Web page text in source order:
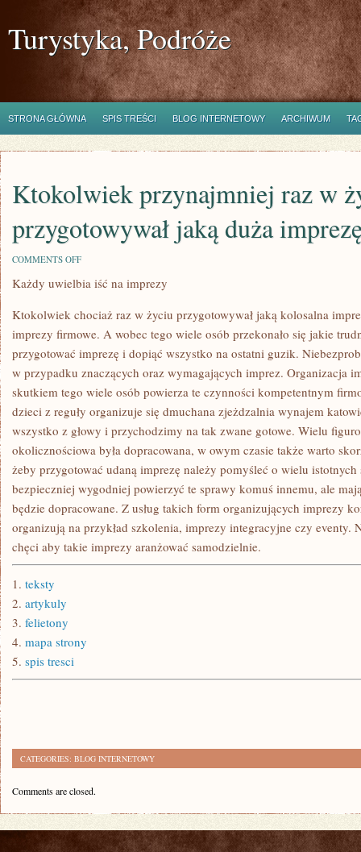
Turystyka, Podróże
STRONA GŁÓWNA SPIS TREŚCI BLOG INTERNETOWY ARCHIWUM
Ktokolwiek przynajmniej raz w
przygotowywał jaką duża
COMMENTS OFFON
PRZYNAJMNIEJ
ŻYCIU
PRZYGOTOWYWAŁ
DUŻA
Każdy uwielbia iść na imprezy
Ktokolwiek chociaż raz w życiu przygotowywał jaką kolosalna
imprezy firmowe. A wobec tego wiele osób przekonało się jakie
przygotować imprezę i dopiąć wszystko na ostatni guzik.
w przypadku znaczących oraz wymagających imprez. Organizacja
skutkiem tego wiele osób powierza te czynności kompetentnym
dzieci z reguły organizuje się dmuchana zjeżdzalnia wynajem
wszystko z głowy i przychodzimy na tak zwane gotowe. Wielu
okolicznościowa była dopracowana, w owym czasie także warto
żeby przygotować udaną imprezę należy pomyśleć o wielu istotnych
bezpieczniej wygodniej powierzyć te sprawy komuś innemu, ale
będzie dopracowane. Z usług takich form organizujących imprezy
organizują na przykład szkolenia, imprezy integracyjne czy eventy.
chęci aby takie imprezy aranżować samodzielnie.
1. teksty
2. artykuly
3. felietony
4. mapa strony
5. spis tresci
CATEGORIES: BLOG INTERNETOWY
Comments are closed.